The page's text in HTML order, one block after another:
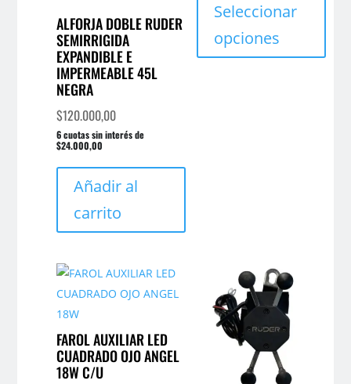
ALFORJA DOBLE RUDER
SEMIRRIGIDA
EXPANDIBLE E
IMPERMEABLE 45L
NEGRA
$120.000,00
6 cuotas sin interés de
$24.000,00
Añadir al
carrito
Seleccionar
opciones
FAROL AUXILIAR LED
CUADRADO OJO ANGEL
18W C/U